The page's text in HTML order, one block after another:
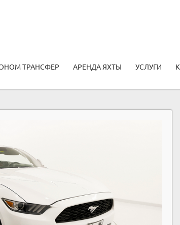
ТРАНСФЕР АРЕНДА ЯХТЫ УСЛУГИ